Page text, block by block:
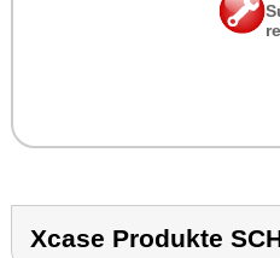
Xcase Produkte